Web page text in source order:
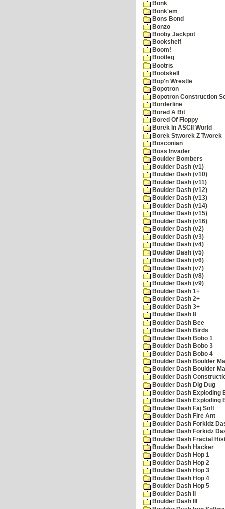
Bonk
Bonk'em
Bons Bond
Bonzo
Booby Jackpot
Bookshelf
Boom!
Bootleg
Bootris
Bootskell
Bop'n Wrestle
Bopotron
Bopotron Construction
Borderline
Bored A Bit
Bored Of Floppy
Borek In ASCII World
Borek Stworek Z Tworek
Bosconian
Boss Invader
Boulder Bombers
Boulder Dash (v1)
Boulder Dash (v10)
Boulder Dash (v11)
Boulder Dash (v12)
Boulder Dash (v13)
Boulder Dash (v14)
Boulder Dash (v15)
Boulder Dash (v16)
Boulder Dash (v2)
Boulder Dash (v3)
Boulder Dash (v4)
Boulder Dash (v5)
Boulder Dash (v6)
Boulder Dash (v7)
Boulder Dash (v8)
Boulder Dash (v9)
Boulder Dash 1+
Boulder Dash 2+
Boulder Dash 3+
Boulder Dash 8
Boulder Dash Bee
Boulder Dash Birds
Boulder Dash Bobo 1
Boulder Dash Bobo 3
Boulder Dash Bobo 4
Boulder Dash Boulder
Boulder Dash Boulder
Boulder Dash
Boulder Dash Dig Dug
Boulder Dash Exploding
Boulder Dash Exploding
Boulder Dash Faj Soft
Boulder Dash Fire Ant
Boulder Dash Forkidz
Boulder Dash Forkidz
Boulder Dash Fractal
Boulder Dash Hacker
Boulder Dash Hop 1
Boulder Dash Hop 2
Boulder Dash Hop 3
Boulder Dash Hop 4
Boulder Dash Hop 5
Boulder Dash II
Boulder Dash III